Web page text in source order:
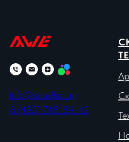
info@skladkar.ru
8 (495) 748-84-42